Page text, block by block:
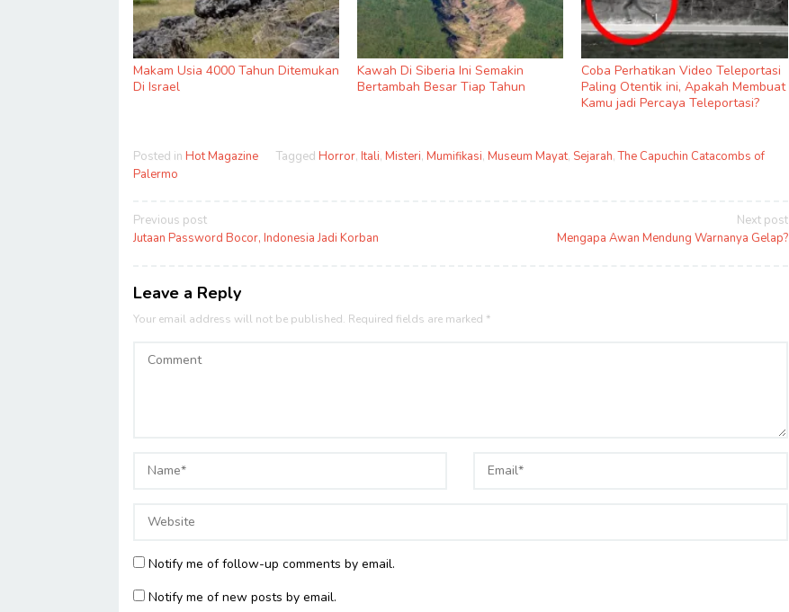
Makam Usia 4000 Tahun Ditemukan
Di Israel
Kawah Di Siberia Ini Semakin
Bertambah Besar Tiap Tahun
Coba Perhatikan Video Teleportasi
Paling Otentik ini, Apakah Membuat
Kamu jadi Percaya Teleportasi?
Posted in Hot Magazine Tagged Horror, Itali, Misteri, Mumifikasi, Museum Mayat, Sejarah,The Capuchin Catacombs of
Palermo
Post
navigation
Previous post
Jutaan Password Bocor, Indonesia Jadi Korban
Next post
Mengapa Awan Mendung Warnanya Gelap?
Leave a Reply
Your email address will not be published. Required fields are marked *
Notify me of follow-up comments by email.
Notify me of new posts by email.